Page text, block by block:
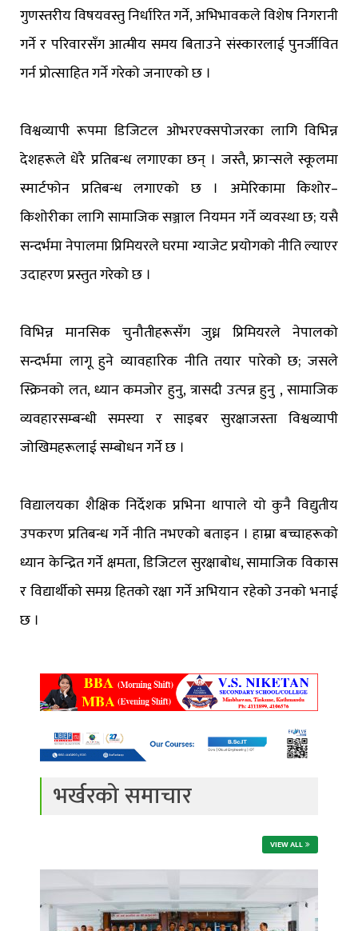
गुणस्तरीय विषयवस्तु निर्धारित गर्ने, अभिभावकले विशेष निगरानी
गर्ने र परिवारसँग आत्मीय समय बिताउने संस्कारलाई पुनर्जीवित
गर्न प्रोत्साहित गर्ने गरेको जनाएको छ ।
विश्वव्यापी रूपमा डिजिटल ओभरएक्सपोजरका लागि विभिन्न
देशहरूले धेरै प्रतिबन्ध लगाएका छन् । जस्तै, फ्रान्सले स्कूलमा
स्मार्टफोन प्रतिबन्ध लगाएको छ । अमेरिकामा किशोर–
किशोरीका लागि सामाजिक सञ्जाल नियमन गर्ने व्यवस्था छ; यसै
सन्दर्भमा नेपालमा प्रिमियरले घरमा ग्याजेट प्रयोगको नीति ल्याएर
उदाहरण प्रस्तुत गरेको छ ।
विभिन्न मानसिक चुनौतीहरूसँग जुध्न प्रिमियरले नेपालको
सन्दर्भमा लागू हुने व्यावहारिक नीति तयार पारेको छ; जसले
स्क्रिनको लत, ध्यान कमजोर हुनु, त्रासदी उत्पन्न हुनु , सामाजिक
व्यवहारसम्बन्धी समस्या र साइबर सुरक्षाजस्ता विश्वव्यापी
जोखिमहरूलाई सम्बोधन गर्ने छ ।
विद्यालयका शैक्षिक निर्देशक प्रभिना थापाले यो कुनै विद्युतीय
उपकरण प्रतिबन्ध गर्ने नीति नभएको बताइन । हाम्रा बच्चाहरूको
ध्यान केन्द्रित गर्ने क्षमता, डिजिटल सुरक्षाबोध, सामाजिक विकास
र विद्यार्थीको समग्र हितको रक्षा गर्ने अभियान रहेको उनको भनाई
छ ।
भर्खरको समाचार
VIEW ALL